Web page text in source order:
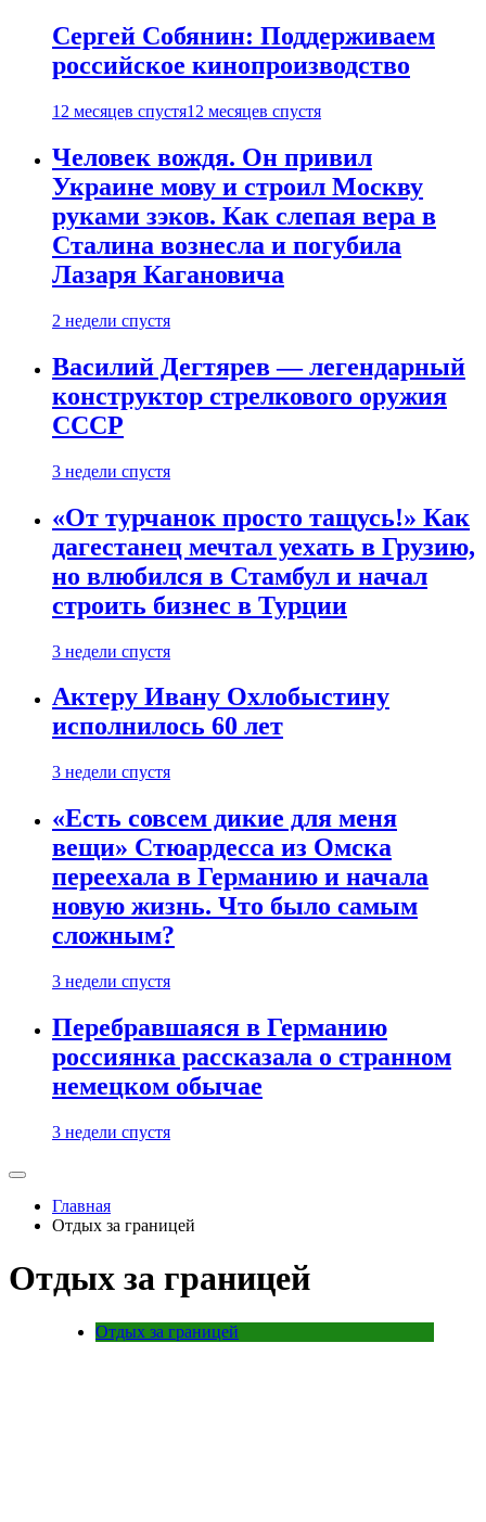
Сергей Собянин: Поддерживаем
российское кинопроизводство
12 месяцев спустя12 месяцев спустя
Человек вождя. Он привил
Украине мову и строил Москву
руками зэков. Как слепая вера в
Сталина вознесла и погубила
Лазаря Кагановича
2 недели спустя
Василий Дегтярев — легендарный
конструктор стрелкового оружия
СССР
3 недели спустя
«От турчанок просто тащусь!» Как
дагестанец мечтал уехать в Грузию,
но влюбился в Стамбул и начал
строить бизнес в Турции
3 недели спустя
Актеру Ивану Охлобыстину
исполнилось 60 лет
3 недели спустя
«Есть совсем дикие для меня
вещи» Стюардесса из Омска
переехала в Германию и начала
новую жизнь. Что было самым
сложным?
3 недели спустя
Перебравшаяся в Германию
россиянка рассказала о странном
немецком обычае
3 недели спустя
Главная
Отдых за границей
Отдых за границей
Отдых за границей